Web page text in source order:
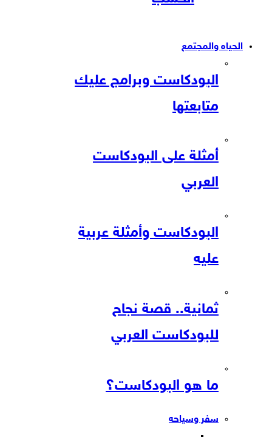
الحياه والمجتمع
البودكاست وبرامج عليك
متابعتها
أمثلة على البودكاست
العربي
البودكاست وأمثلة عربية
عليه
ثمانية.. قصة نجاح
للبودكاست العربي
ما هو البودكاست؟
سفر وسياحه